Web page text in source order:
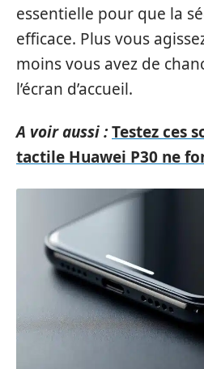
essentielle pour que la
efficace. Plus vous
moins vous avez de
l’écran d’accueil.
A voir aussi :Testez ces
tactile Huawei P30 ne